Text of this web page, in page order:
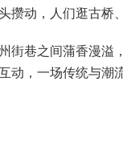
攒动，人们逛古桥
街巷之间蒲香漫
动，一场传统与潮